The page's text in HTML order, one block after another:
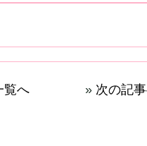
覧へ » 次の記